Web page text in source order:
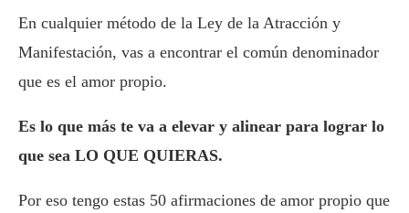
En cualquier método de la Ley de la Atracción y
Manifestación, vas a encontrar el común denominador
que es el amor propio.
Es lo que más te va a elevar y alinear para lograr lo
que sea LO QUE QUIERAS.
Por eso tengo estas 50 afirmaciones de amor propio que